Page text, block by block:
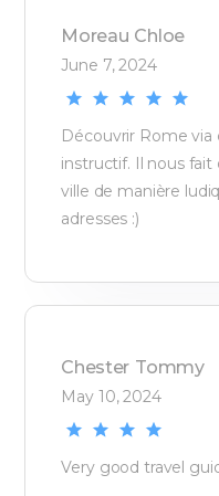
Moreau Chloe
June 7, 2024
Découvrir Rome
instructif. Il nous fait
ville de manière
adresses :)
Chester Tommy
May 10, 2024
Very good travel